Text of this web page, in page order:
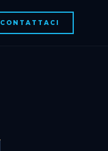
CONTATTACI